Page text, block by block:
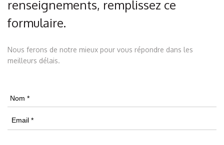
renseignements, remplissez ce
formulaire.
Nous ferons de notre mieux pour vous répondre dans les
meilleurs délais.